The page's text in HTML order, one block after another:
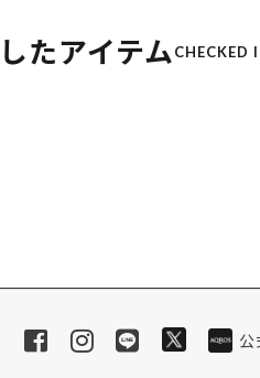
たアイテムCHECKED
公